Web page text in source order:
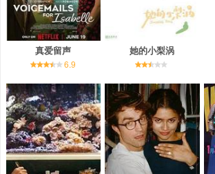
真爱留声
6.9
她的小梨涡